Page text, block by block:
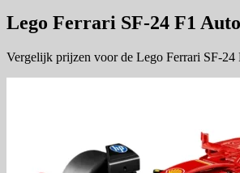
Lego Ferrari SF-24 F1
Vergelijk prijzen voor de Lego Ferrari SF-